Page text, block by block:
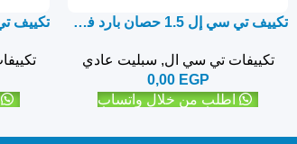
تكييف تي سي إل 1.5 حصان بارد فقط نيو إيليت – سبليت
تكييفات تي سي ال, سبليت عادي
0,00 EGP
اطلب من خلال واتساب